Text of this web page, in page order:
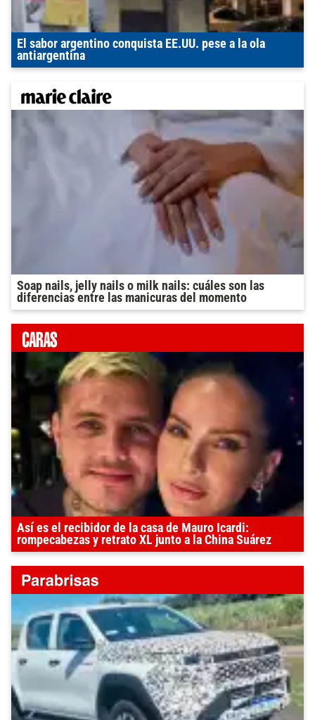
El sabor argentino conquista EE.UU. pese a la ola
antiargentina
Soap nails, jelly nails o milk nails: cuáles son las
diferencias entre las manicuras del momento
Así es el recibidor de la casa de Mauro Icardi:
rompecabezas y retrato XL junto a la China Suárez